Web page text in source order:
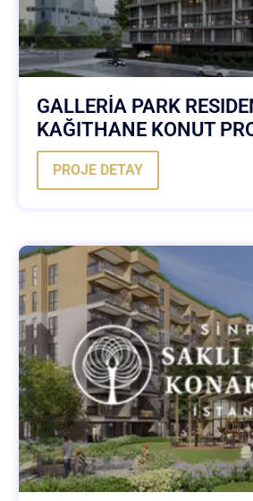
GALLERİA PARK
KAĞITHANE KONUT
PROJE DETAY